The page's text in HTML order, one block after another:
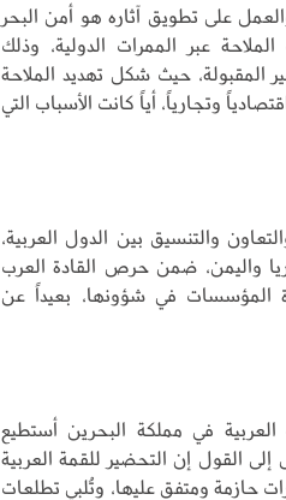
على تطويق آثاره هو أمن البحر
عبر الممرات الدولية، وذلك
المقبولة، حيث شكل تهديد الملاحة
وتجارياً، أياً كانت الأسباب التي
والتنسيق بين الدول العربية،
واليمن، ضمن حرص القادة العرب
المؤسسات في شؤونها، بعيداً عن
في مملكة البحرين أستطيع
القول إن التحضير للقمة العربية
حازمة ومتفق عليها، وتُلبي تطلعات